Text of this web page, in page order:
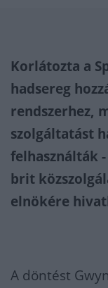
Korlátozta a
hadsereg
rendszerhez,
szolgáltatást
felhasználták
brit
elnökére
A döntést